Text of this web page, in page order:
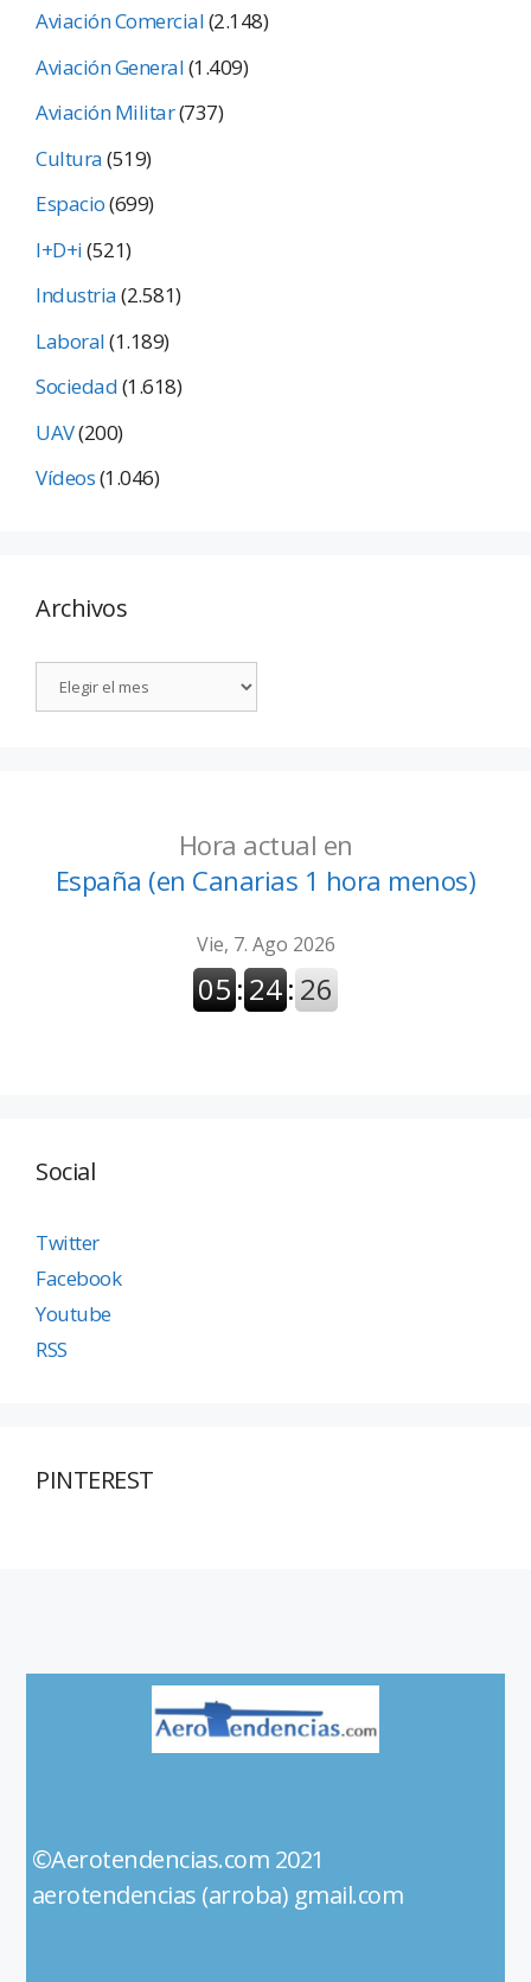
Aviación Comercial(2.148)
Aviación General(1.409)
Aviación Militar(737)
Cultura(519)
Espacio(699)
I+D+i(521)
Industria(2.581)
Laboral(1.189)
Sociedad(1.618)
UAV(200)
Vídeos(1.046)
Archivos
Hora actual en
España (en Canarias 1 hora menos)
Social
Twitter
Facebook
Youtube
RSS
PINTEREST
©Aerotendencias.com 2021
aerotendencias (arroba) gmail.com